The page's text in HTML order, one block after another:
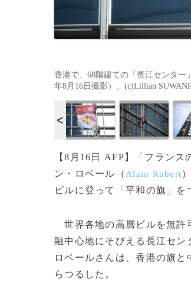
香港で、68階建ての「長江センタ
年8月16日撮影）。(c)Lillian
【8月16日 AFP】「フランス
ン・ロベール（ Alain Robert
ビルに登って「平和の旗」を
世界各地の高層ビルを無許
融中心地にそびえる長江セン
ロベールさんは、香港の旗
らつるした。